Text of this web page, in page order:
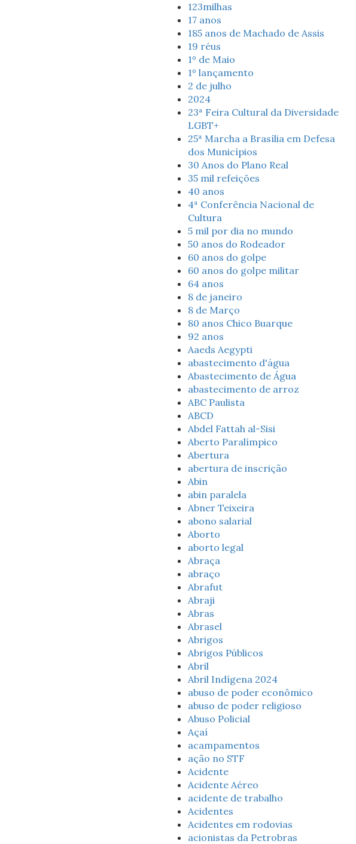
123milhas
17 anos
185 anos de Machado de Assis
19 réus
1º de Maio
1º lançamento
2 de julho
2024
23ª Feira Cultural da Diversidade
LGBT+
25ª Marcha a Brasília em Defesa
dos Municípios
30 Anos do Plano Real
35 mil refeições
40 anos
4ª Conferência Nacional de
Cultura
5 mil por dia no mundo
50 anos do Rodeador
60 anos do golpe
60 anos do golpe militar
64 anos
8 de janeiro
8 de Março
80 anos Chico Buarque
92 anos
Aaeds Aegypti
abastecimento d'água
Abastecimento de Água
abastecimento de arroz
ABC Paulista
ABCD
Abdel Fattah al-Sisi
Aberto Paralímpico
Abertura
abertura de inscrição
Abin
abin paralela
Abner Teixeira
abono salarial
Aborto
aborto legal
Abraça
abraço
Abrafut
Abraji
Abras
Abrasel
Abrigos
Abrigos Públicos
Abril
Abril Indígena 2024
abuso de poder econômico
abuso de poder religioso
Abuso Policial
Açaí
acampamentos
ação no STF
Acidente
Acidente Aéreo
acidente de trabalho
Acidentes
Acidentes em rodovias
acionistas da Petrobras